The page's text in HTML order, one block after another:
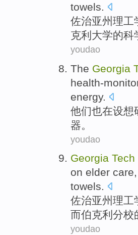
towels.
佐治亚州理工
克利 大学的科
youdao
The Georgia
health-
energy.
他们也在设想
器。
youdao
Georgia Tech
on elder care,
towels.
佐治亚州理工
而伯克利 分校
youdao